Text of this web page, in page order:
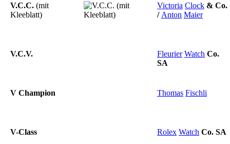
V.C.C. (mit
Kleeblatt)
Victoria Clock & Co.
/ Anton Maier
V.C.V. Fleurier Watch Co.
SA
V Champion Thomas Fischli
V-Class Rolex Watch Co. SA